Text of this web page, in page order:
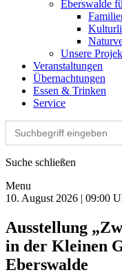
Eberswalde
Unsere
Veranstaltungen
Übernachtungen
Essen & Trinken
Service
Search
for:
Suche schließen
Menu
10. August 2026 | 09:00
Ausstellung
in der Kleinen
Eberswalde